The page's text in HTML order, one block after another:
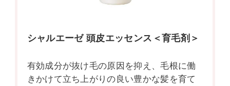
シャルエーゼ 頭皮エッセンス＜育毛剤＞
有効成分が抜け毛の原因を抑え、毛根に働
きかけて立ち上がりの良い豊かな髪を育て